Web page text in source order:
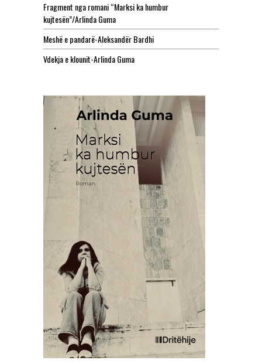
Fragment nga romani “Marksi ka humbur
kujtesën”/Arlinda Guma
Meshë e pandarë-Aleksandër Bardhi
Vdekja e klounit-Arlinda Guma